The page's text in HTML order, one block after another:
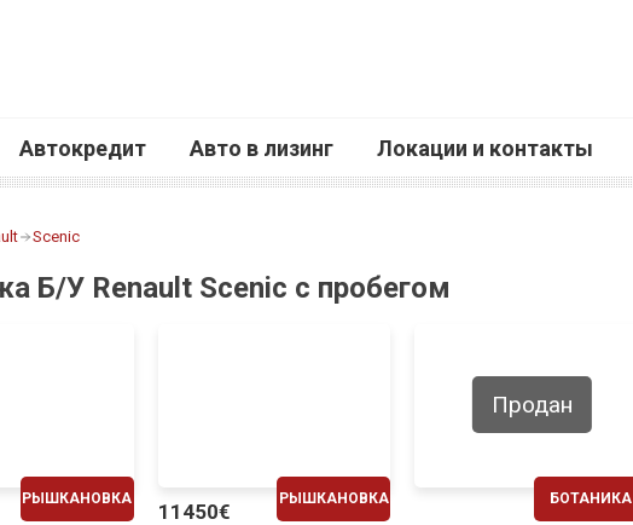
Автокредит Авто в лизинг Локации и контакты
Scenic
Б/У Renault Scenic с пробегом
РЫШКАНОВКА РЫШКАНОВКА
11450€
БОТАНИКА
Продан